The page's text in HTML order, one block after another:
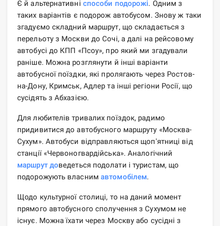
Є й альтернативні способи подорожі. Одним з
таких варіантів є подорож автобусом. Знову ж таки
згадуємо складний маршрут, що складається з
перельоту з Москви до Сочі, а далі на рейсовому
автобусі до КПП «Псоу», про який ми згадували
раніше. Можна розглянути й інші варіанти
автобусної поїздки, які пролягають через Ростов-
на-Дону, Кримськ, Адлер та інші регіони Росії, що
сусідять з Абхазією.
Для любителів тривалих поїздок, радимо
придивитися до автобусного маршруту «Москва-
Сухум». Автобуси відправляються щоп'ятниці від
станції «Червоногвардійська». Аналогічний
маршрут доведеться подолати і туристам, що
подорожують власним автомобілем.
Щодо культурної столиці, то на даний момент
прямого автобусного сполучення з Сухумом не
існує. Можна їхати через Москву або сусідні з